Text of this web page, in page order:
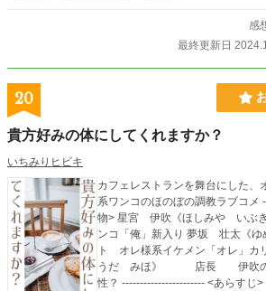
感
最終更新日
20
貴方好みの体にしてくれますか？
いちみりヒビキ
カフェレストランを舞台にした、
系ワンコのほのぼの調教ラブコメ ----------------------- <登場人
物> 星宮 伊吹《ほしみや いぶ
ンコ「俺」新入り 夢坂 壮太《
ト オレ様系イケメン「オレ」カ
うだ みほ》 店長 伊吹のラ
性？ ----------------------- <あらすじ> カフェレストラン ”カフ